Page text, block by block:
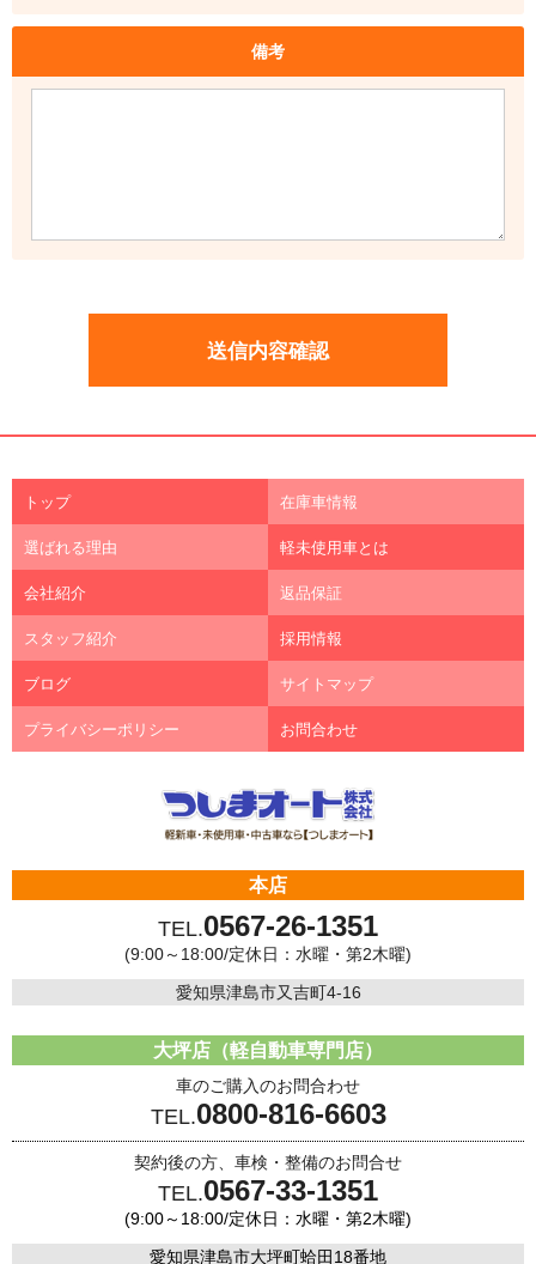
備考
トップ 在庫車情報
選ばれる理由 軽未使用車とは
会社紹介 返品保証
スタッフ紹介 採用情報
ブログ サイトマップ
プライバシーポリシー お問合わせ
本店
TEL.0567-26-1351
(9:00～18:00/定休日：水曜・第2木曜)
愛知県津島市又吉町4-16
大坪店（軽自動車専門店）
車のご購入のお問合わせ
TEL.0800-816-6603
契約後の方、車検・整備のお問合せ
TEL.0567-33-1351
(9:00～18:00/定休日：水曜・第2木曜)
愛知県津島市大坪町蛤田18番地